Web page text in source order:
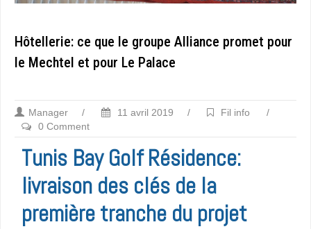
Hôtellerie: ce que le groupe Alliance promet pour
le Mechtel et pour Le Palace
Manager / 11 avril 2019 / Fil info
/
0 Comment
Tunis Bay Golf Résidence:
livraison des clés de la
première tranche du projet